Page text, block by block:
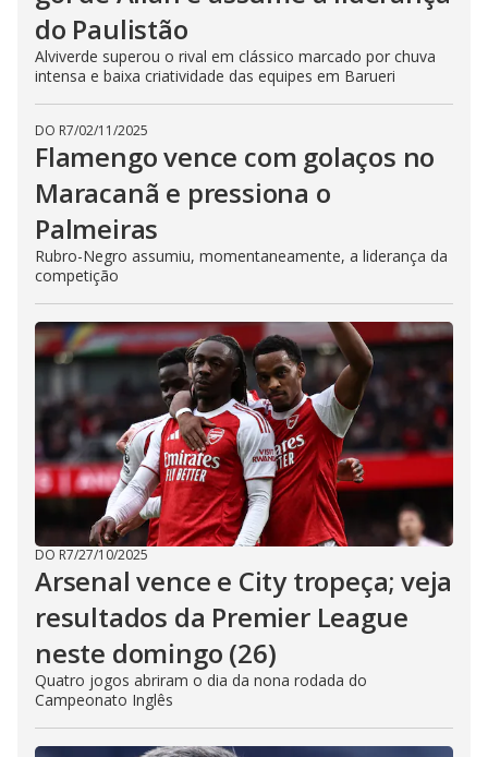
do Paulistão
Alviverde superou o rival em clássico marcado por chuva
intensa e baixa criatividade das equipes em Barueri
DO R7/02/11/2025
Flamengo vence com golaços no
Maracanã e pressiona o
Palmeiras
Rubro-Negro assumiu, momentaneamente, a liderança da
competição
DO R7/27/10/2025
Arsenal vence e City tropeça; veja
resultados da Premier League
neste domingo (26)
Quatro jogos abriram o dia da nona rodada do
Campeonato Inglês